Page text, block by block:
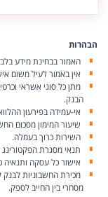
הבהרות
האמור בבחינת מידע
אין באמור לעיל משום
מתן כל סוגי אשראי
הבנק.
אי-עמידה בפירעון
שיעור המימון מסכום
השירות כרוך בעמלה.
תנאי מסגרת הפקטורינג
אישור כל עסקה
מסחרי בין החייב לספק.